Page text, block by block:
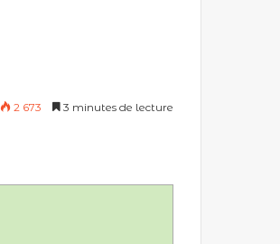
2 673 3 minutes de lecture